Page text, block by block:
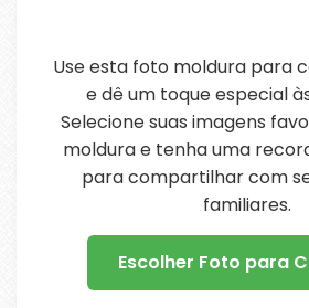
Use esta foto moldura para
e dê um toque especial
Selecione suas imagens
moldura e tenha uma
para compartilhar com
familiares.
Escolher Foto para